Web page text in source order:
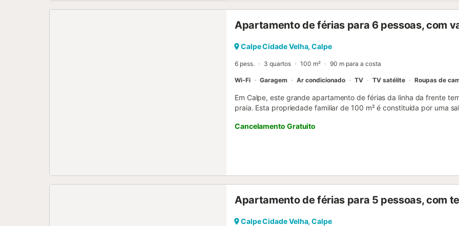
chaleira....
Apartamento de férias para 6 pessoas, com
Calpe Cidade Velha, Calpe
6 pess. 3 quartos 100 m² 90 m para a costa
Wi-Fi Garagem Ar condicionado TV TV satélite Roupas de
Em Calpe, este grande apartamento de férias da linha da frente
praia. Esta propriedade familiar de 100 m² é constituída por uma
pessoas (idealmente 4 adultos + 2 crianças). Outras comodidades
(adequado para chamadas de vídeo), ar condicionado, televisão
de lavar roupa. Um berço para bebé está disponível mediante
vistas fantásticas sobre o mar abaixo. Um lugar de
bicicletas....
Cancelamento Gratuito
Apartamento de férias para 5 pessoas, com
Calpe Cidade Velha, Calpe